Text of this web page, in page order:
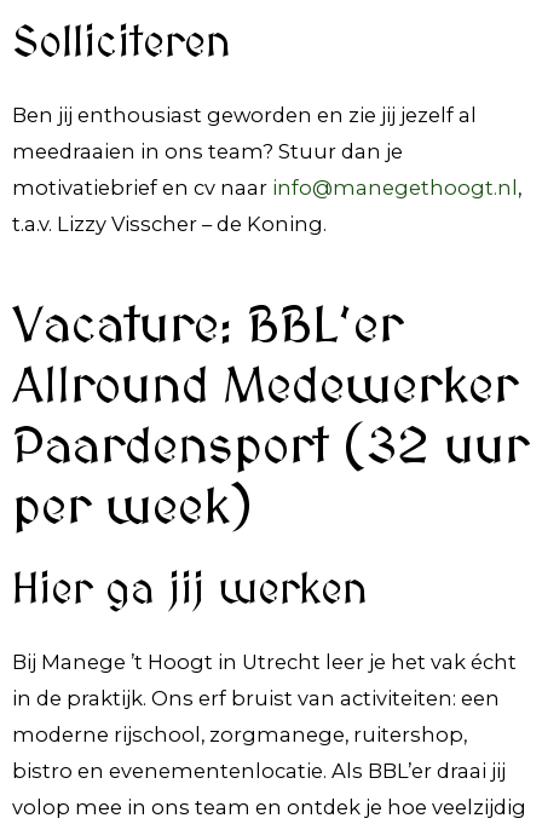
Solliciteren
Ben jij enthousiast geworden en zie jij jezelf al
meedraaien in ons team? Stuur dan je
motivatiebrief en cv naar info@manegethoogt.nl,
t.a.v. Lizzy Visscher – de Koning.
Vacature: BBL’er
Allround Medewerker
Paardensport (32 uur
per week)
Hier ga jij werken
Bij Manege ’t Hoogt in Utrecht leer je het vak écht
in de praktijk. Ons erf bruist van activiteiten: een
moderne rijschool, zorgmanege, ruitershop,
bistro en evenementenlocatie. Als BBL’er draai jij
volop mee in ons team en ontdek je hoe veelzijdig